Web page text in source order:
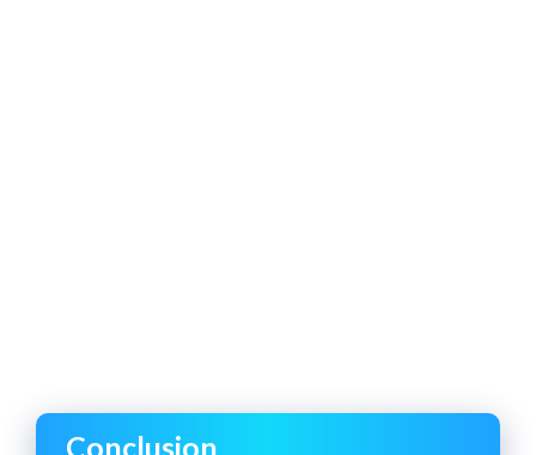
Conclusion